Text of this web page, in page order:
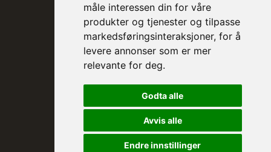
måle interessen din for våre
produkter og tjenester og tilpasse
markedsføringsinteraksjoner, for å
levere annonser som er mer
relevante for deg.
Godta alle
Avvis alle
Endre innstillinger
Prinsesse Astrid, fru Ferner
Trondheim Symfoniorkester & Opera
sin høye beskytter